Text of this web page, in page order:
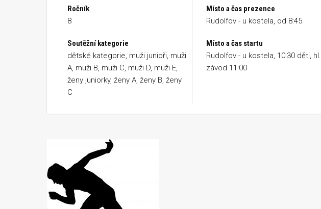
Ročník
8
Soutěžní kategorie
dětské kategorie, muži junioři, muži
A, muži B, muži C, muži D, muži E,
ženy juniorky, ženy A, ženy B, ženy
C
Místo a čas prezence
Rudolfov - u kostela, od 8:45
Místo a čas startu
Rudolfov - u kostela, 10:30 děti, hl.
závod 11:00